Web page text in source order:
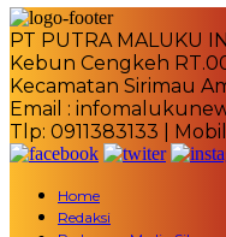
PT PUTRA MALUKU
Kebun Cengkeh
Kecamatan Sirimau
Email :
Tlp: 0911383133 |
Home
Redaksi